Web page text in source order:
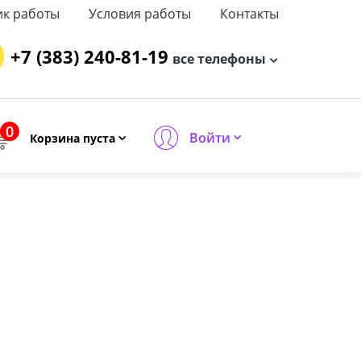
работы Условия работы Контакты
+7 (383) 240-81-19 все телефоны
0 Корзина пуста Войти